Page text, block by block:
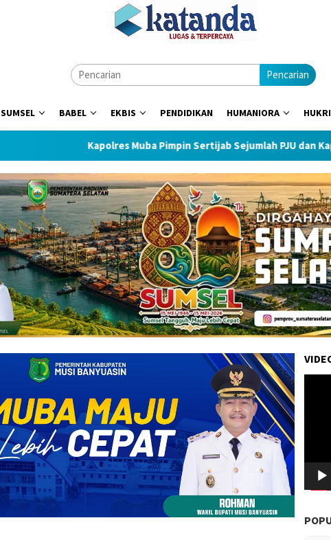
Pencarian
SUMSEL BABEL EKBIS PENDIDIKAN HUMANIORA
Kapolres Muba Pimpin Sertijab Sejumlah PJU dan Kapolsek